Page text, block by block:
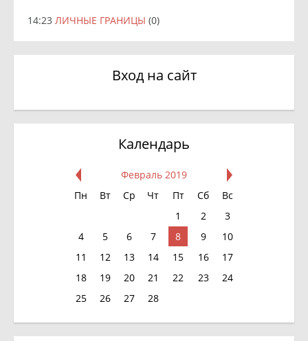
Вход на сайт
Календарь
Февраль 2019
Пн
Вт Ср Чт Пт Сб
Вс
1
2
3
4
5 6 7 8 9
10
11
12 13 14 15 16
17
18
19 20 21 22 23
24
25
26 27 28
14:23 ЛИЧНЫЕ ГРАНИЦЫ (0)